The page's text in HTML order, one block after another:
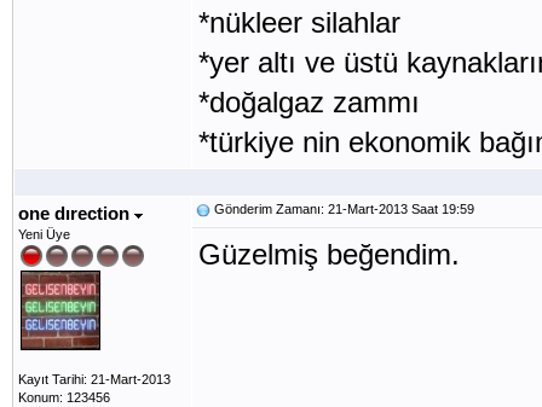
*nükleer silahlar
*yer altı ve üstü
*doğalgaz zammı
*türkiye nin ekonomik
one dırection
Yeni Üye
Kayıt Tarihi: 21-Mart-2013
Konum: 123456
Gönderim Zamanı: 21-Mart-2013 Saat 19:59
Güzelmiş beğendim.